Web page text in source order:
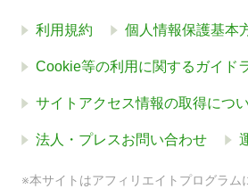
利用規約 個人情報保護基本
Cookie等の利用に関するガイド
サイトアクセス情報の取得につ
法人・プレスお問い合わせ
※本サイトはアフィリエイトプログラム